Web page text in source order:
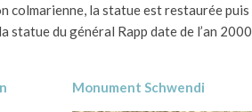
colmarienne, la statue est restaurée puis
statue du général Rapp date de l’an 2000
Monument Schwendi